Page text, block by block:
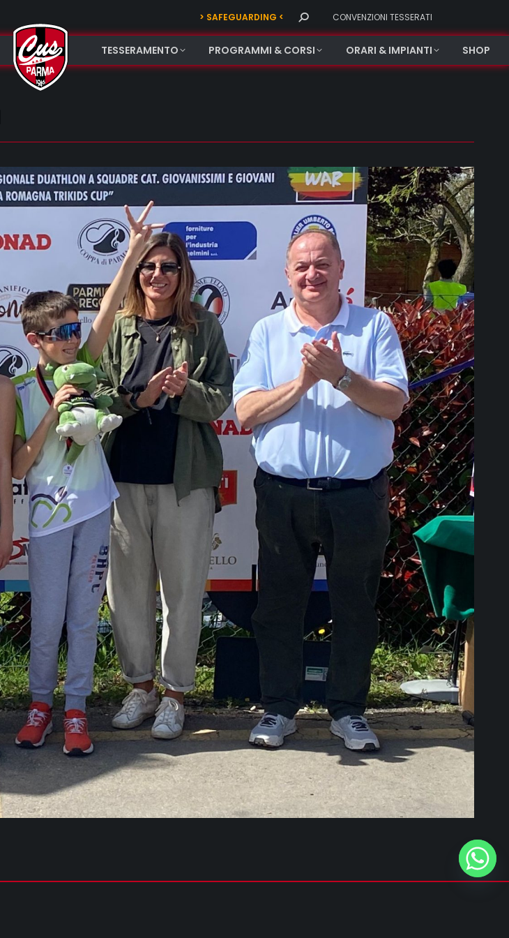
> SAFEGUARDING < Search: CONVENZIONI TESSERATI
TESSERAMENTO PROGRAMMI & CORSI ORARI & IMPIANTI SHOP